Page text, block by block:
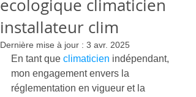
ecologique climaticien
installateur clim
Dernière mise à jour : 3 avr. 2025
En tant que climaticien indépendant,
mon engagement envers la
réglementation en vigueur et la